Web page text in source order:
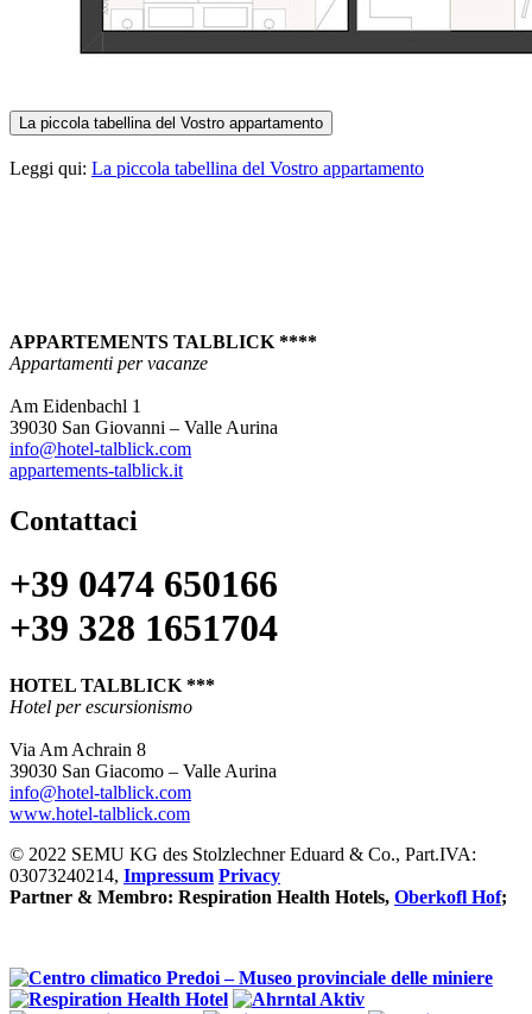
La piccola tabellina del Vostro appartamento
Leggi qui: La piccola tabellina del Vostro appartamento
APPARTEMENTS TALBLICK ****
Appartamenti per vacanze
Am Eidenbachl 1
39030 San Giovanni – Valle Aurina
info@hotel-talblick.com
appartements-talblick.it
Contattaci
+39 0474 650166
+39 328 1651704
HOTEL TALBLICK ***
Hotel per escursionismo
Via Am Achrain 8
39030 San Giacomo – Valle Aurina
info@hotel-talblick.com
www.hotel-talblick.com
© 2022 SEMU KG des Stolzlechner Eduard & Co., Part.IVA:
03073240214, Impressum Privacy
Partner & Membro: Respiration Health Hotels, Oberkofl Hof;